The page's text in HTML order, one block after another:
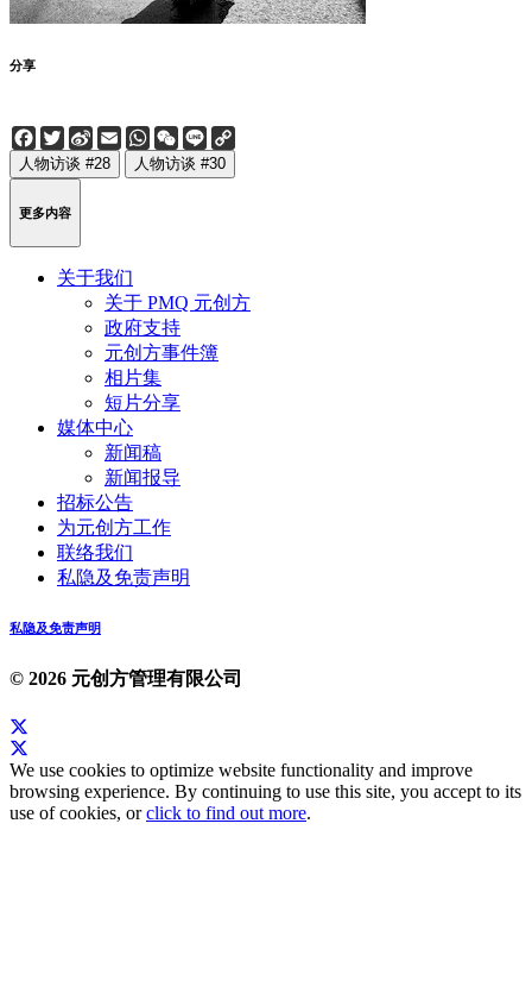
分享
Facebook
Twitter
Sina
Weibo
EmailWhatsApp
WeChat
Line
人物访谈 #28 人物访谈 #30
更多内容
关于我们
关于 PMQ 元创方
政府支持
元创方事件簿
相片集
短片分享
媒体中心
新闻稿
新闻报导
招标公告
为元创方工作
联络我们
私隐及免责声明
私隐及免责声明
© 2026 元创方管理有限公司
We use cookies to optimize website functionality and improve
browsing experience. By continuing to use this site, you accept to its
use of cookies, orclick to find out more.